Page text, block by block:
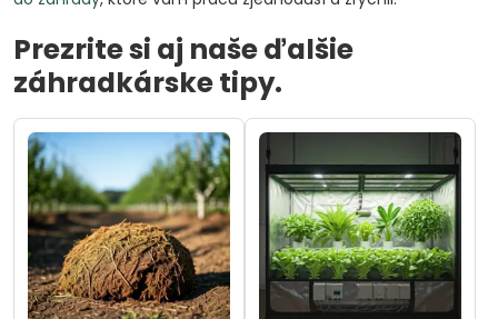
Prezrite si aj naše ďalšie
záhradkárske tipy.